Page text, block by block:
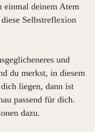
einmal deinem Atem
Selbstreflexion
und
du merkst, in diesem
liegen, dann ist
passend für dich.
dazu.